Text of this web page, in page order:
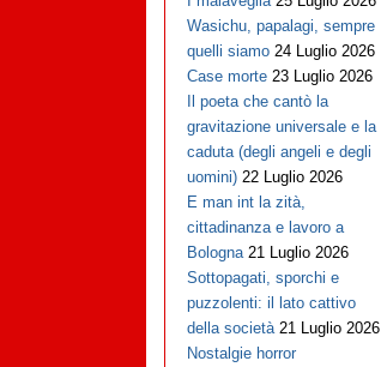
Wasichu, papalagi, sempre
quelli siamo 24 Luglio 2026
Case morte 23 Luglio 2026
Il poeta che cantò la
gravitazione universale e la
caduta (degli angeli e degli
uomini) 22 Luglio 2026
E man int la zità,
cittadinanza e lavoro a
Bologna 21 Luglio 2026
Sottopagati, sporchi e
puzzolenti: il lato cattivo
della società 21 Luglio 2026
Nostalgie horror